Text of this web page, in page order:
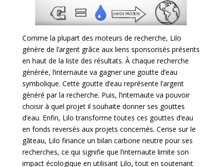
Comme la plupart des moteurs de recherche, Lilo
génère de l’argent grâce aux liens sponsorisés présents
en haut de la liste des résultats. À chaque recherche
générée, l’internaute va gagner une goutte d’eau
symbolique. Cette goutte d’eau représente l’argent
généré par la recherche. Puis, l’internaute va pouvoir
choisir à quel projet il souhaite donner ses gouttes
d’eau. Enfin, Lilo transforme toutes ces gouttes d’eau
en fonds reversés aux projets concernés. Cerise sur le
gâteau, Lilo finance un bilan carbone neutre pour ses
recherches, ce qui signifie que l’internaute limite son
impact écologique en utilisant Lilo, tout en soutenant